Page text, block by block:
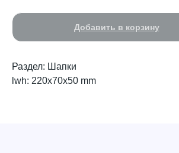
Добавить в корзину
Раздел: Шапки
lwh: 220x70x50 mm